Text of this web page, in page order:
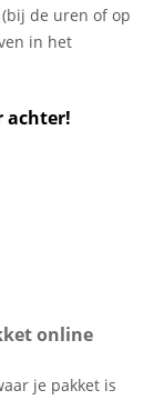
de uren of op
in het
achter!
online
je pakket is